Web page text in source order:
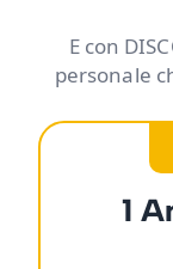
E con
personale
1